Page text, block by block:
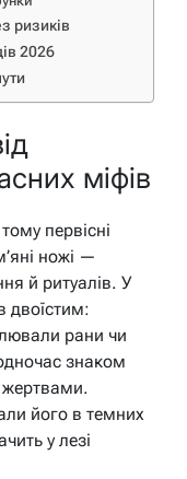
ризиків
2026
міфів
первісні
ножі —
й ритуалів. У
двоїстим:
рани чи
знаком
жертвами.
його в темних
у лезі